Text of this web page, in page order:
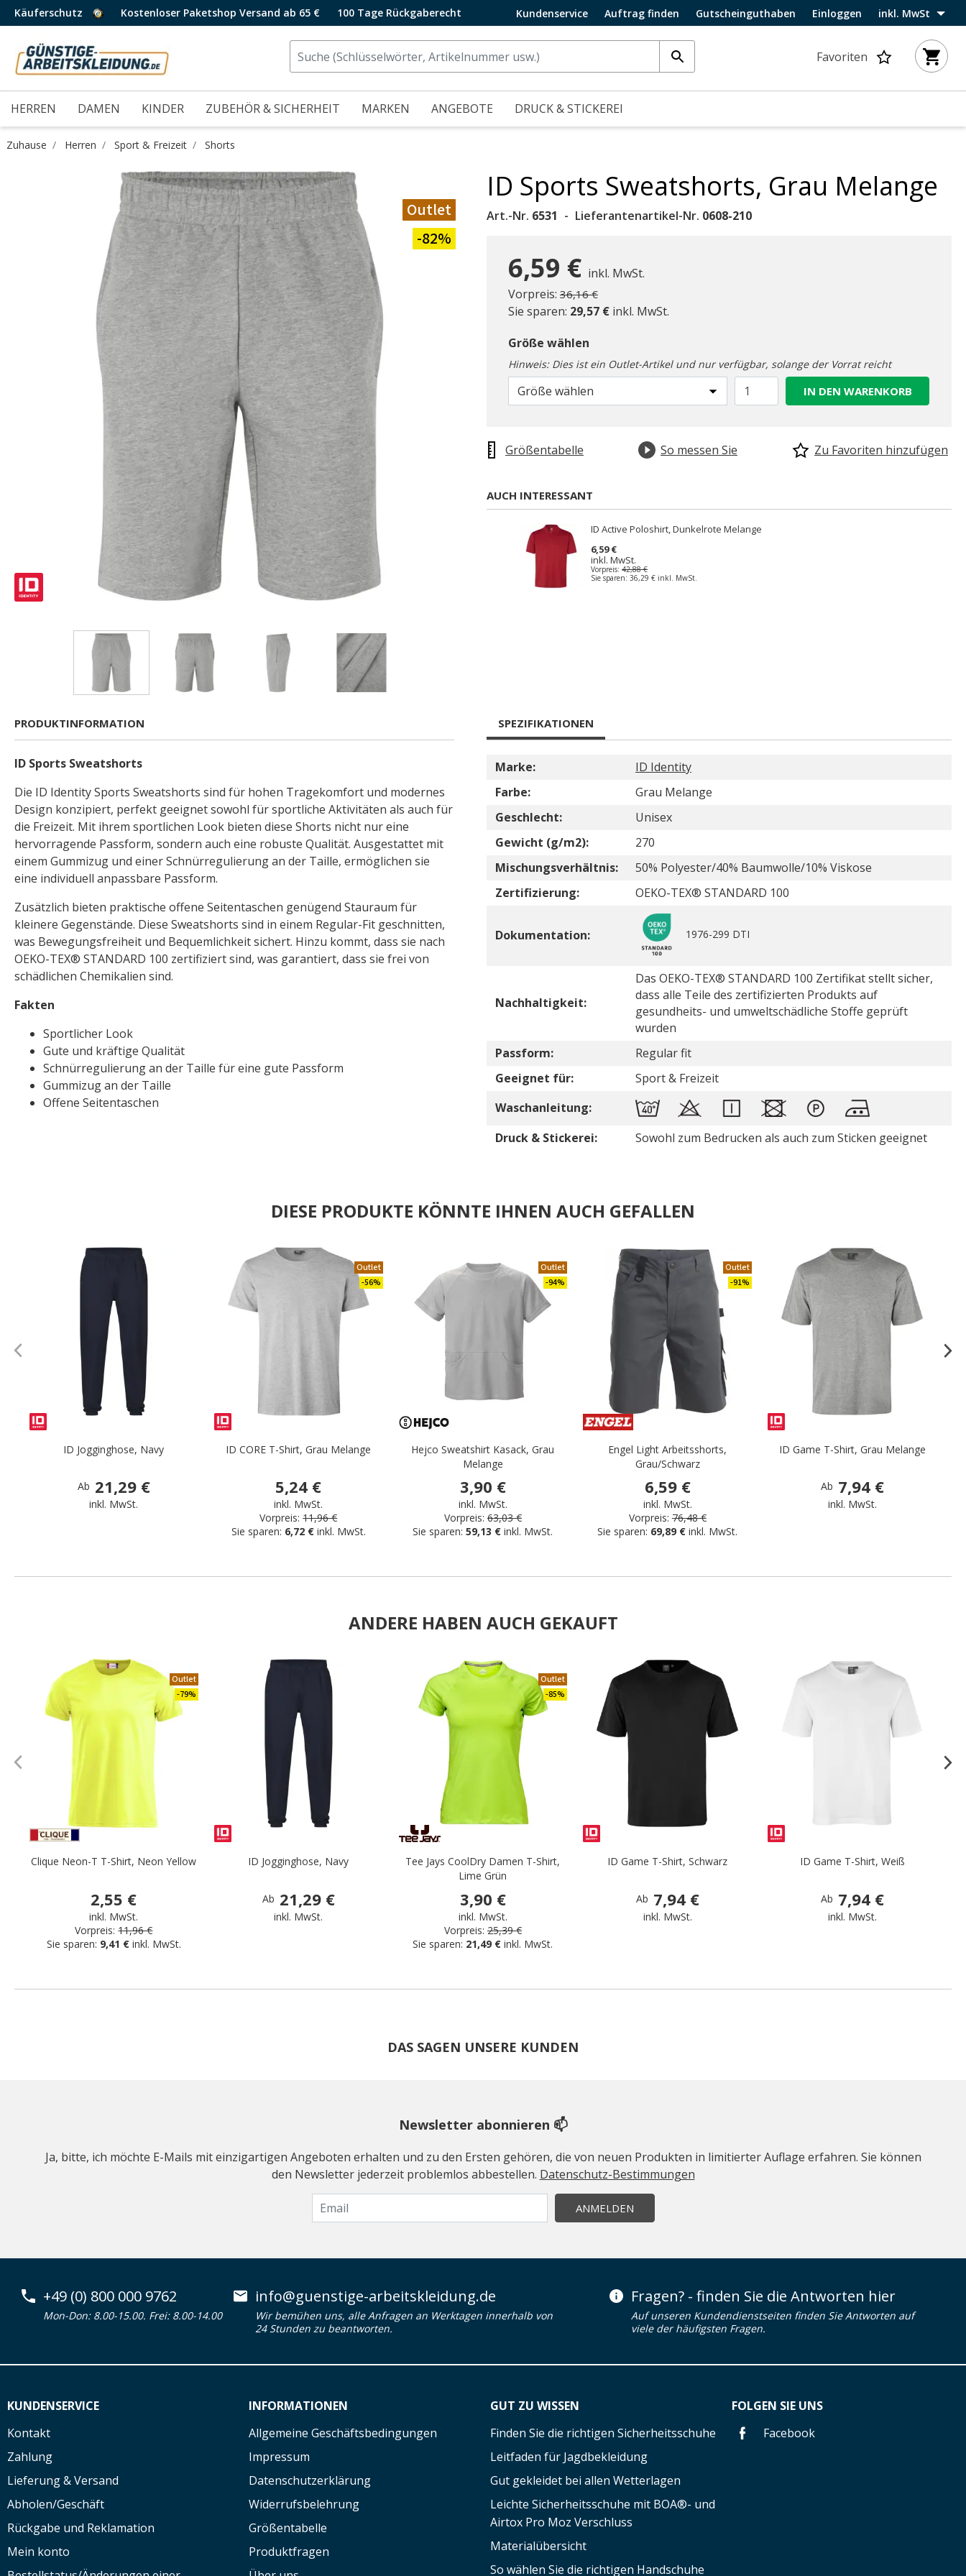
Käuferschutz Kostenloser Paketshop Versand ab 65 € 100 Tage Rückgaberecht Kundenservice Auftrag finden Gutscheinguthaben Einloggen inkl. MwSt
Favoriten
HERREN DAMEN KINDER ZUBEHÖR & SICHERHEIT MARKEN ANGEBOTE DRUCK & STICKEREI
Zuhause Herren Sport & Freizeit Shorts
Outlet
-82%
ID Sports Sweatshorts, Grau Melange
Art.-Nr. 6531 Lieferantenartikel-Nr. 0608-210
6,59 € inkl. MwSt.
Vorpreis: Preis reduziert ab
36,16 €zu
Sie sparen: 29,57 € inkl. MwSt.
Größe wählen
Hinweis: Dies ist ein Outlet-Artikel und nur verfügbar, solange der Vorrat reicht
Größe wählen IN DEN WARENKORB
Größentabelle So messen Sie Zu Favoriten hinzufügen
AUCH INTERESSANT
ID Active Poloshirt, Dunkelrote Melange
6,59 €
inkl. MwSt.
Vorpreis: 42,88 €
Sie sparen: 36,29 € inkl. MwSt.
PRODUKTINFORMATION
ID Sports Sweatshorts
Die ID Identity Sports Sweatshorts sind für hohen Tragekomfort und modernes
Design konzipiert, perfekt geeignet sowohl für sportliche Aktivitäten als auch für
die Freizeit. Mit ihrem sportlichen Look bieten diese Shorts nicht nur eine
hervorragende Passform, sondern auch eine robuste Qualität. Ausgestattet mit
einem Gummizug und einer Schnürregulierung an der Taille, ermöglichen sie
eine individuell anpassbare Passform.
Zusätzlich bieten praktische offene Seitentaschen genügend Stauraum für
kleinere Gegenstände. Diese Sweatshorts sind in einem Regular-Fit geschnitten,
was Bewegungsfreiheit und Bequemlichkeit sichert. Hinzu kommt, dass sie nach
OEKO-TEX® STANDARD 100 zertifiziert sind, was garantiert, dass sie frei von
schädlichen Chemikalien sind.
Fakten
Sportlicher Look
Gute und kräftige Qualität
Schnürregulierung an der Taille für eine gute Passform
Gummizug an der Taille
Offene Seitentaschen
SPEZIFIKATIONEN
Marke:
ID Identity
Farbe:
Grau Melange
Geschlecht:
Unisex
Gewicht (g/m2):
270
Mischungsverhältnis:
50% Polyester/40% Baumwolle/10% Viskose
Zertifizierung:
OEKO-TEX® STANDARD 100
Dokumentation: 1976-299 DTI
Nachhaltigkeit:
Das OEKO-TEX® STANDARD 100 Zertifikat stellt sicher,
dass alle Teile des zertifizierten Produkts auf
gesundheits- und umweltschädliche Stoffe geprüft
wurden
Passform:
Regular fit
Geeignet für:
Sport & Freizeit
Waschanleitung:
Druck & Stickerei:
Sowohl zum Bedrucken als auch zum Sticken geeignet
DIESE PRODUKTE KÖNNTE IHNEN AUCH GEFALLEN
ID Jogginghose, Navy
Ab 21,29 €
inkl. MwSt.
Outlet
-56%
ID CORE T-Shirt, Grau Melange
5,24 €
inkl. MwSt.
Vorpreis: 11,96 €
Sie sparen: 6,72 € inkl. MwSt.
Outlet
-94%
Hejco Sweatshirt Kasack, Grau
Melange
3,90 €
inkl. MwSt.
Vorpreis: 63,03 €
Sie sparen:59,13 € inkl. MwSt.
Outlet
-91%
Engel Light Arbeitsshorts,
Grau/Schwarz
6,59 €
inkl. MwSt.
Vorpreis: 76,48 €
Sie sparen: 69,89 € inkl. MwSt.
ID Game T-Shirt, Grau Melange
Ab 7,94 €
inkl. MwSt.
ANDERE HABEN AUCH GEKAUFT
Outlet
-79%
Clique Neon-T T-Shirt, Neon Yellow
2,55 €
inkl. MwSt.
Vorpreis: 11,96 €
Sie sparen: 9,41 € inkl. MwSt.
ID Jogginghose, Navy
Ab 21,29 €
inkl. MwSt.
Outlet
-85%
Tee Jays CoolDry Damen T-Shirt,
Lime Grün
3,90 €
inkl. MwSt.
Vorpreis: 25,39 €
Sie sparen: 21,49 € inkl. MwSt.
ID Game T-Shirt, Schwarz
Ab 7,94 €
inkl. MwSt.
ID Game T-Shirt, Weiß
Ab 7,94 €
inkl. MwSt.
DAS SAGEN UNSERE KUNDEN
Newsletter abonnieren 📫
Ja, bitte, ich möchte E-Mails mit einzigartigen Angeboten erhalten und zu den Ersten gehören, die von neuen Produkten in limitierter Auflage erfahren. Sie können
den Newsletter jederzeit problemlos abbestellen. Datenschutz-Bestimmungen
ANMELDEN
+49 (0) 800 000 9762
Mon-Don: 8.00-15.00. Frei: 8.00-14.00
info@guenstige-arbeitskleidung.de
Wir bemühen uns, alle Anfragen an Werktagen innerhalb von
24 Stunden zu beantworten.
Fragen? - finden Sie die Antworten hier
Auf unseren Kundendienstseiten finden Sie Antworten auf
viele der häufigsten Fragen.
KUNDENSERVICE
Kontakt
Zahlung
Lieferung & Versand
Abholen/Geschäft
Rückgabe und Reklamation
Mein konto
INFORMATIONEN
Allgemeine Geschäftsbedingungen
Impressum
Datenschutzerklärung
Widerrufsbelehrung
Größentabelle
Produktfragen
GUT ZU WISSEN
Finden Sie die richtigen Sicherheitsschuhe
Leitfaden für Jagdbekleidung
Gut gekleidet bei allen Wetterlagen
Leichte Sicherheitsschuhe mit BOA®- und
Airtox Pro Moz Verschluss
Materialübersicht
So wählen Sie die richtigen Handschuhe
FOLGEN SIE UNS
Facebook